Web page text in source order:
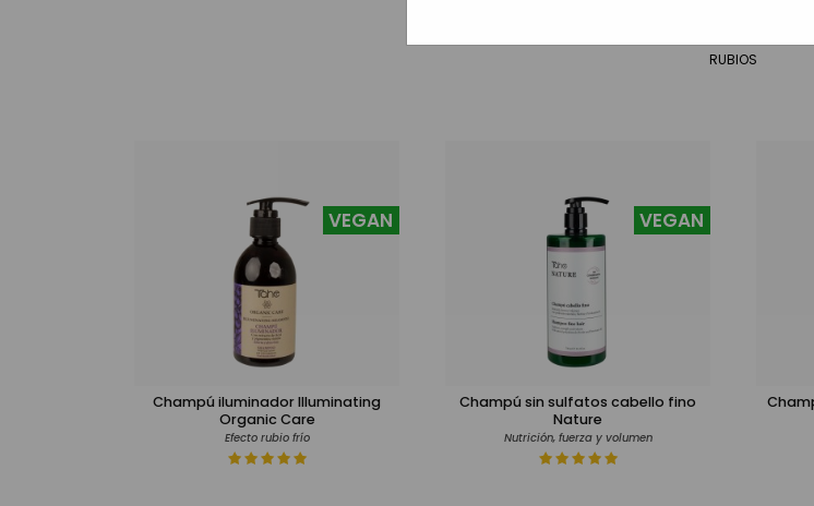
RUBIOS
Champú iluminador Illuminating
Organic Care
Efecto rubio frío
VEGAN
Champú sin sulfatos cabello fino
Nature
Nutrición, fuerza y volumen
VEGAN